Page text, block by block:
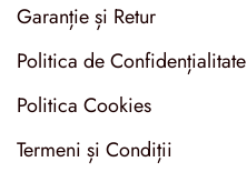
Garanție și Retur
Politica de Confidențialitate
Politica Cookies
Termeni și Condiții